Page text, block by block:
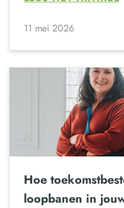
11 mei 2026
Hoe
loopbanen in